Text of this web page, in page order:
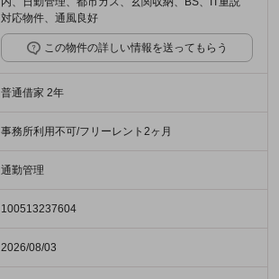
対応物件、通風良好
この物件の詳しい情報を送ってもらう
普通借家 2年
事務所利用不可/フリーレント2ヶ月
通勤管理
100513237604
2026/08/03